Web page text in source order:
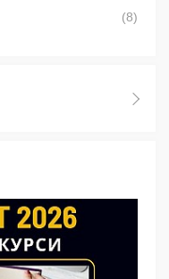
(8)